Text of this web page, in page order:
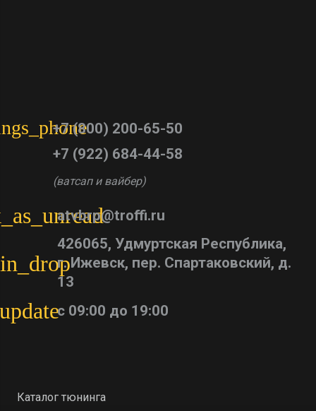
+7 (800) 200-65-50
+7 (922) 684-44-58
(ватсап и вайбер)
atvbrp@troffi.ru
426065, Удмуртская Республика,
г. Ижевск, пер. Спартаковский, д.
13
updateс 09:00 до 19:00
Каталог тюнинга